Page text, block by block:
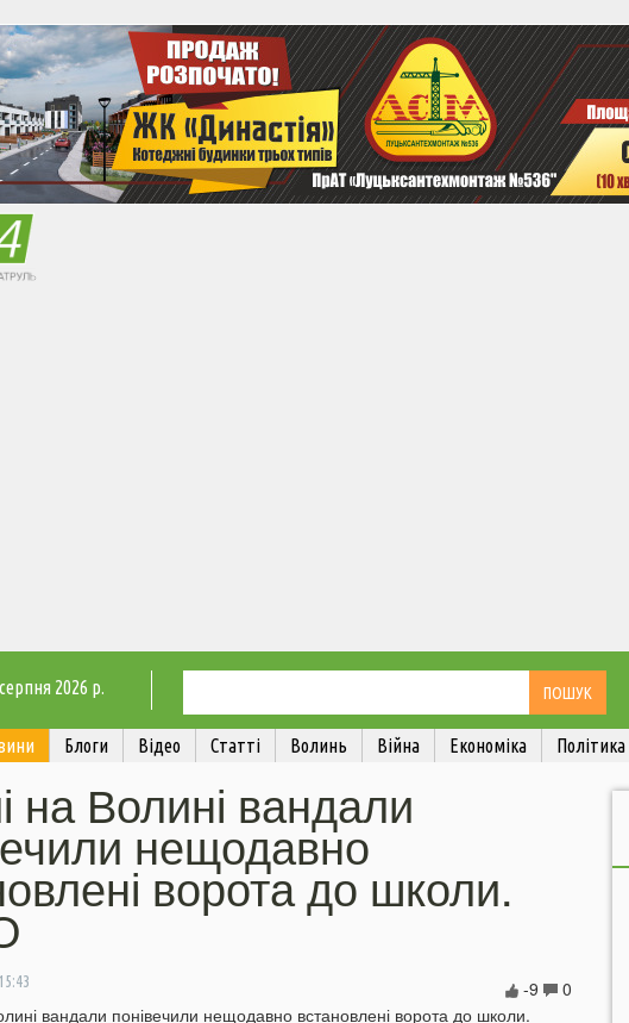
2026 р.
Блоги Відео Статті Волинь Війна Економіка Політика
на Волині вандали
нещодавно
ворота до школи.
0
-9